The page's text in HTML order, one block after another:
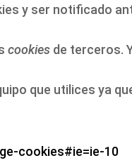
y ser notificado
cookiesde terceros.
que utilices ya
cookies#ie=ie-10